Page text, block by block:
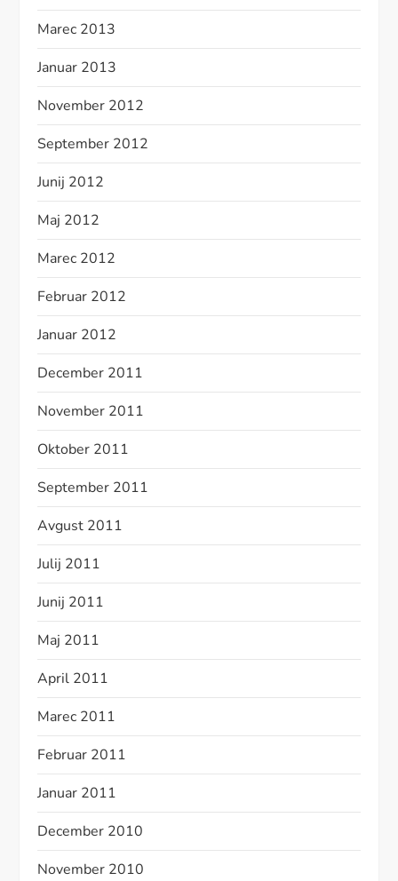
Marec 2013
Januar 2013
November 2012
September 2012
Junij 2012
Maj 2012
Marec 2012
Februar 2012
Januar 2012
December 2011
November 2011
Oktober 2011
September 2011
Avgust 2011
Julij 2011
Junij 2011
Maj 2011
April 2011
Marec 2011
Februar 2011
Januar 2011
December 2010
November 2010